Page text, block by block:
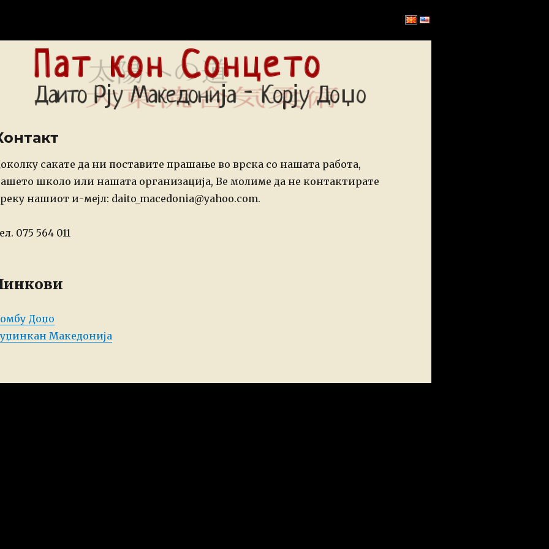
– Македонија
сакате да ни поставите прашање во врска со нашата работа,
школо или нашата организација, Ве молиме да не контактирате
нашиот и-мејл: daito_macedonia@yahoo.com.
075 564 011
Доџо
Македонија